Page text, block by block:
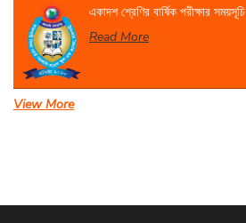
একাদশ শ্রেণির বার্ষিক পরীক্ষার সময়সূচি
Read More
View More